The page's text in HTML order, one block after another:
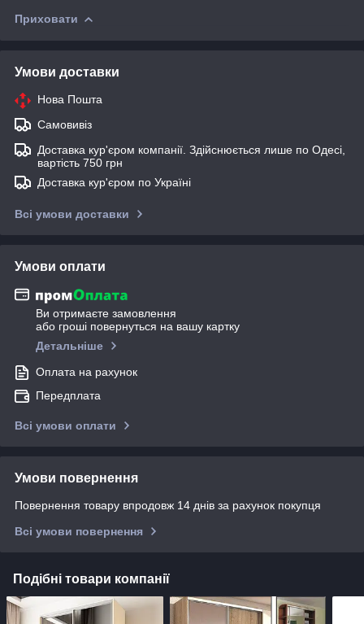
Приховати
Умови доставки
Нова Пошта
Самовивіз
Доставка кур'єром компанії. Здійснюється лише по Одесі,
вартість 750 грн
Доставка кур'єром по Україні
Всі умови доставки
Умови оплати
Ви отримаєте замовлення
або гроші повернуться на вашу картку
Детальніше
Оплата на рахунок
Передплата
Всі умови оплати
Умови повернення
Повернення товару впродовж 14 днів за рахунок покупця
Всі умови повернення
Подібні товари компанії